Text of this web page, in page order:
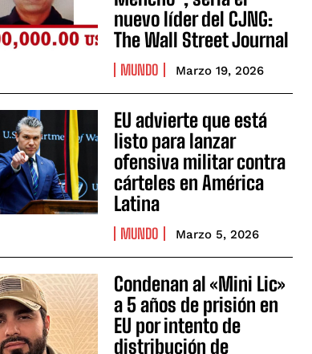
nuevo líder del CJNG:
The Wall Street Journal
MUNDO Marzo 19, 2026
EU advierte que está
listo para lanzar
ofensiva militar contra
cárteles en América
Latina
MUNDO Marzo 5, 2026
Condenan al «Mini Lic»
a 5 años de prisión en
EU por intento de
distribución de